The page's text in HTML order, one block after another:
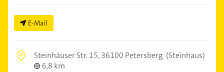
E-Mail
Steinhäuser Str. 15,36100 Petersberg (Steinhaus)
6,8 km